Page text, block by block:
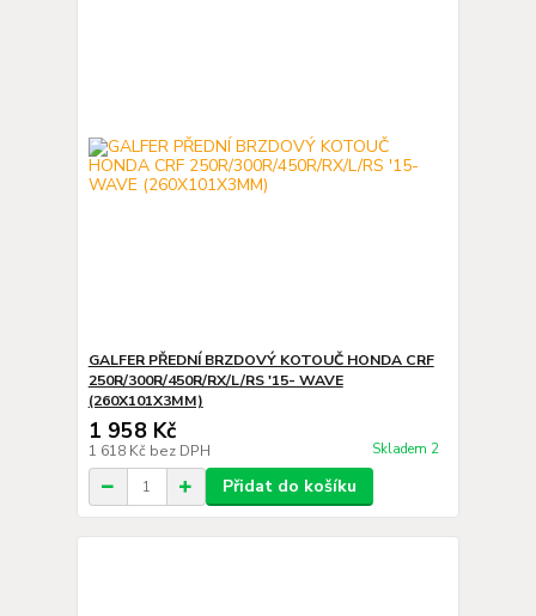
GALFER PŘEDNÍ BRZDOVÝ KOTOUČ HONDA CRF
250R/300R/450R/RX/L/RS '15- WAVE
(260X101X3MM)
1 958 Kč
1 618 Kč bez DPH Skladem 2
Přidat do košíku